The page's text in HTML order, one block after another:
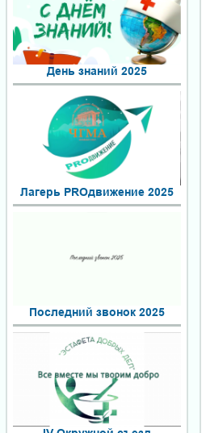
День знаний 2025
Лагерь PROдвижение 2025
Последний звонок 2025